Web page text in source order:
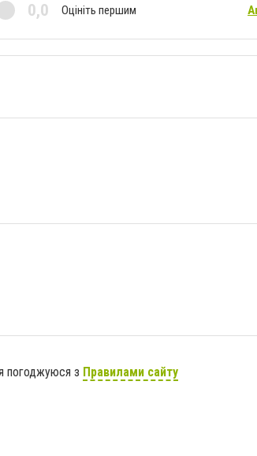
0,0 Оцініть першим
погоджуюся з Правилами сайту